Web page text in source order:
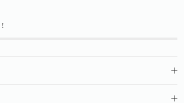
!